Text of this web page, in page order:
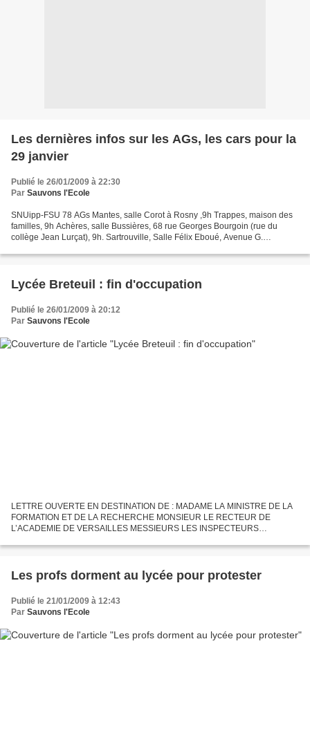
Les dernières infos sur les AGs, les cars pour la
29 janvier
Publié le 26/01/2009 à 22:30
Par Sauvons l'Ecole
SNUipp-FSU 78 AGs Mantes, salle Corot à Rosny ,9h Trappes, maison des
familles, 9h Achères, salle Bussières, 68 rue Georges Bourgoin (rue du
collège Jean Lurçat), 9h. Sartrouville, Salle Félix Eboué, Avenue G.
Lycée Breteuil : fin d'occupation
Publié le 26/01/2009 à 20:12
Par Sauvons l'Ecole
LETTRE OUVERTE EN DESTINATION DE : MADAME LA MINISTRE DE LA
FORMATION ET DE LA RECHERCHE MONSIEUR LE RECTEUR DE
L’ACADEMIE DE VERSAILLES MESSIEURS LES INSPECTEURS
MONSIEUR LE PRESIDENT DU CONSEIL...
Les profs dorment au lycée pour protester
Publié le 21/01/2009 à 12:43
Par Sauvons l'Ecole